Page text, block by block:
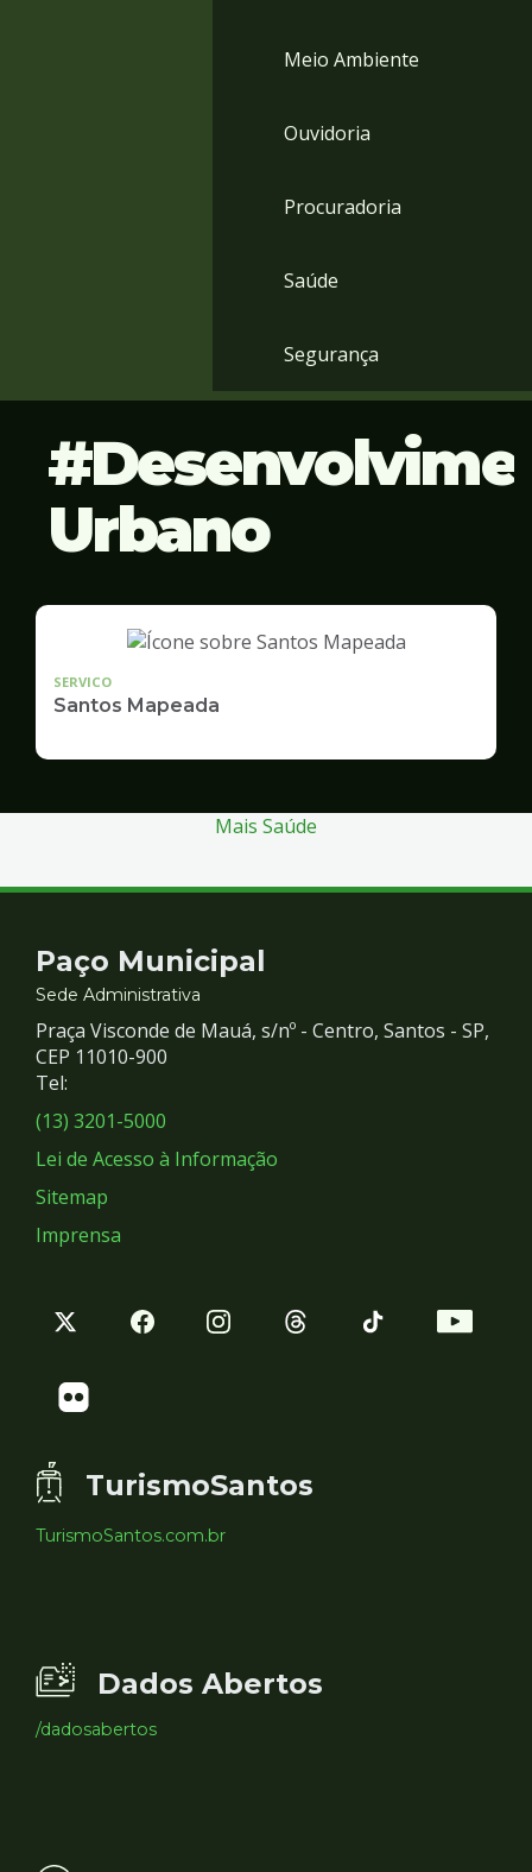
Meio Ambiente
Ouvidoria
Procuradoria
Saúde
Segurança
Urbano
SERVICO
Santos Mapeada
Mais Saúde
Contato
e
Redes
Sociais
Paço Municipal
Sede Administrativa
Praça Visconde de Mauá, s/nº - Centro, Santos - SP,
CEP 11010-900
Tel:
(13) 3201-5000
Lei de Acesso à Informação
Sitemap
Imprensa
TurismoSantos
TurismoSantos.com.br
Dados Abertos
/dadosabertos